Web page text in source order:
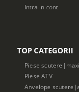
Intra in cont
TOP CATEGORII
Piese
Piese ATV
Anvelope